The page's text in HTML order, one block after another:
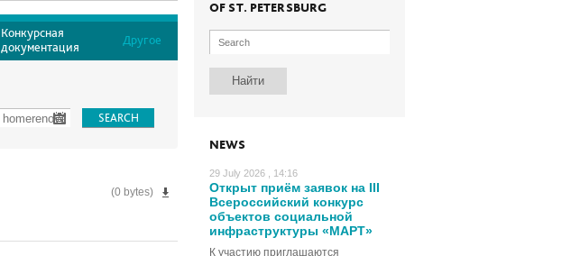
OF ST. PETERSBURG
NEWS
29 July 2026 , 14:16
Открыт приём заявок на III
Всероссийский конкурс
объектов социальной
инфраструктуры «МАРТ»
К участию приглашаются
Конкурсная
документация
Другое
(0 bytes)